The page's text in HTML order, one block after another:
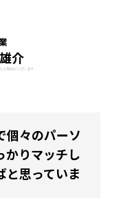
介
る場合がございます
個々のパーソ
かりマッチし
と思っていま